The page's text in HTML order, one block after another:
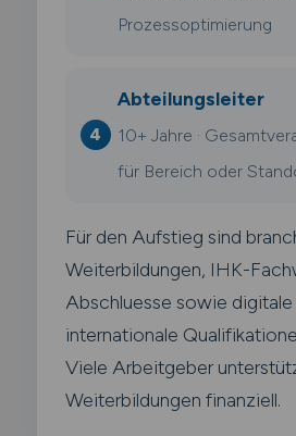
Prozessoptimierung
Abteilungsleiter
10+ Jahre ·
für Bereich oder
Für den Aufstieg sind
Weiterbildungen, IHK-
Abschluesse sowie digitale
internationale
Viele Arbeitgeber
Weiterbildungen finanziell.